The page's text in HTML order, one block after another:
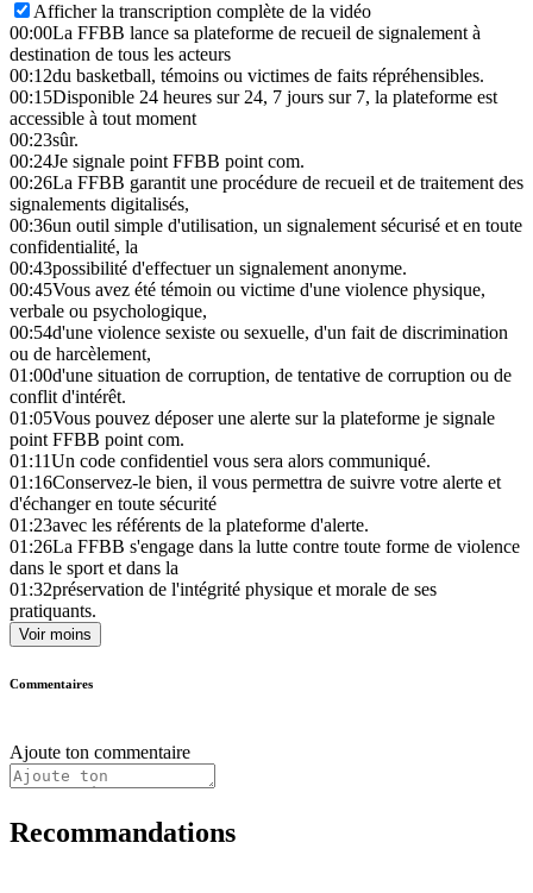
Afficher la transcription complète de la vidéo
00:00La FFBB lance sa plateforme de recueil de signalement à
destination de tous les acteurs
00:12du basketball, témoins ou victimes de faits répréhensibles.
00:15Disponible 24 heures sur 24, 7 jours sur 7, la plateforme est
accessible à tout moment
00:23sûr.
00:24Je signale point FFBB point com.
00:26La FFBB garantit une procédure de recueil et de traitement des
signalements digitalisés,
00:36un outil simple d'utilisation, un signalement sécurisé et en toute
confidentialité, la
00:43possibilité d'effectuer un signalement anonyme.
00:45Vous avez été témoin ou victime d'une violence physique,
verbale ou psychologique,
00:54d'une violence sexiste ou sexuelle, d'un fait de discrimination
ou de harcèlement,
01:00d'une situation de corruption, de tentative de corruption ou de
conflit d'intérêt.
01:05Vous pouvez déposer une alerte sur la plateforme je signale
point FFBB point com.
01:11Un code confidentiel vous sera alors communiqué.
01:16Conservez-le bien, il vous permettra de suivre votre alerte et
d'échanger en toute sécurité
01:23avec les référents de la plateforme d'alerte.
01:26La FFBB s'engage dans la lutte contre toute forme de violence
dans le sport et dans la
01:32préservation de l'intégrité physique et morale de ses
pratiquants.
Voir moins
Commentaires
Ajoute ton commentaire
Recommandations